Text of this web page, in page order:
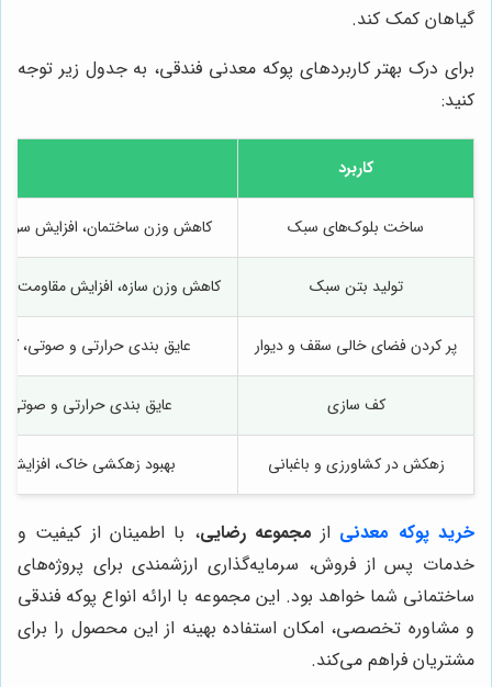
گیاهان کمک کند.
برای درک بهتر کاربردهای پوکه معدنی فندقی، به جدول زیر توجه
کنید:
کاربرد
ساخت بلوک‌های سبک کاهش وزن ساختمان، افزایش
تولید بتن سبک کاهش وزن سازه، افزایش مقاومت
پر کردن فضای خالی سقف و دیوار عایق بندی حرارتی و صوتی،
کف سازی عایق بندی حرارتی و
زهکش در کشاورزی و باغبانی بهبود زهکشی خاک، افزایش
خرید پوکه معدنی از مجموعه رضایی، با اطمینان از کیفیت و
خدمات پس از فروش، سرمایه‌گذاری ارزشمندی برای پروژه‌های
ساختمانی شما خواهد بود. این مجموعه با ارائه انواع پوکه فندقی
و مشاوره تخصصی، امکان استفاده بهینه از این محصول را برای
مشتریان فراهم می‌کند.